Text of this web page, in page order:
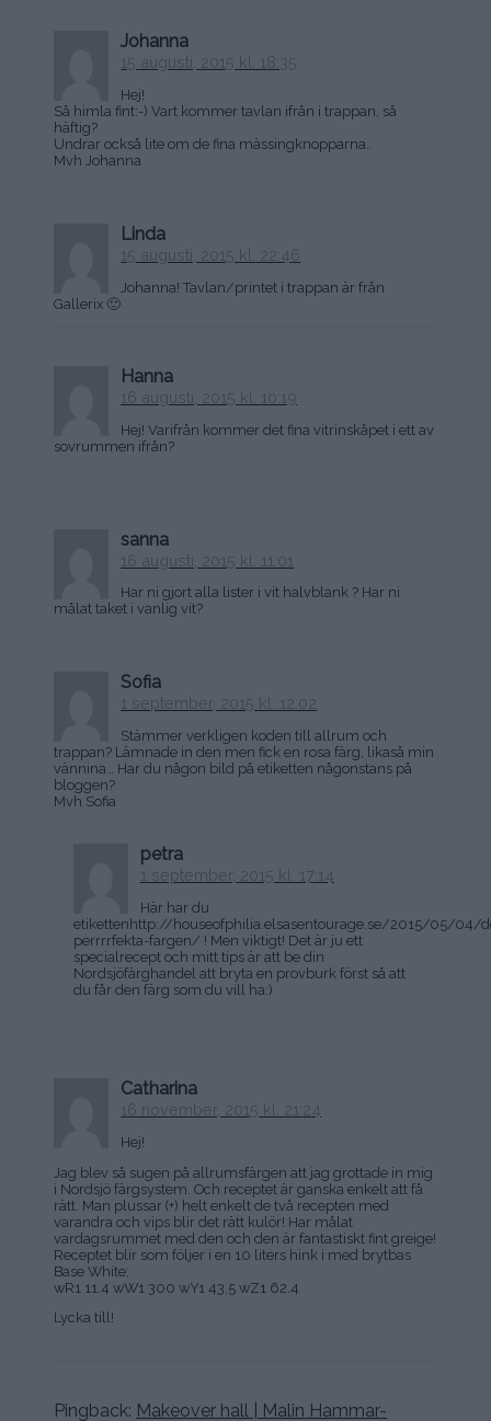
Johanna
15 augusti, 2015 kl. 18:35
Hej!
Så himla fint:-) Vart kommer tavlan ifrån i trappan, så
häftig?
Undrar också lite om de fina mässingknopparna..
Mvh Johanna
Linda
15 augusti, 2015 kl. 22:46
Johanna! Tavlan/printet i trappan är från
Gallerix 🙂
Hanna
16 augusti, 2015 kl. 10:19
Hej! Varifrån kommer det fina vitrinskåpet i ett av
sovrummen ifrån?
sanna
16 augusti, 2015 kl. 11:01
Har ni gjort alla lister i vit halvblank ? Har ni
målat taket i vanlig vit?
Sofia
1 september, 2015 kl. 12:02
Stämmer verkligen koden till allrum och
trappan? Lämnade in den men fick en rosa färg, likaså min
vännina… Har du någon bild på etiketten någonstans på
bloggen?
Mvh Sofia
petra
1 september, 2015 kl. 17:14
Här har du
etikettenhttp://houseofphilia.elsasentourage.se/2015/05/04/
perrrrfekta-fargen/ ! Men viktigt! Det är ju ett
specialrecept och mitt tips är att be din
Nordsjöfärghandel att bryta en provburk först så att
du får den färg som du vill ha:)
Catharina
16 november, 2015 kl. 21:24
Hej!
Jag blev så sugen på allrumsfärgen att jag grottade in mig
i Nordsjö färgsystem. Och receptet är ganska enkelt att få
rätt. Man plussar (+) helt enkelt de två recepten med
varandra och vips blir det rätt kulör! Har målat
vardagsrummet med den och den är fantastiskt fint greige!
Receptet blir som följer i en 10 liters hink i med brytbas
Base White;
wR1 11.4 wW1 300 wY1 43,5 wZ1 62.4
Lycka till!
Pingback: Makeover hall | Malin Hammar-